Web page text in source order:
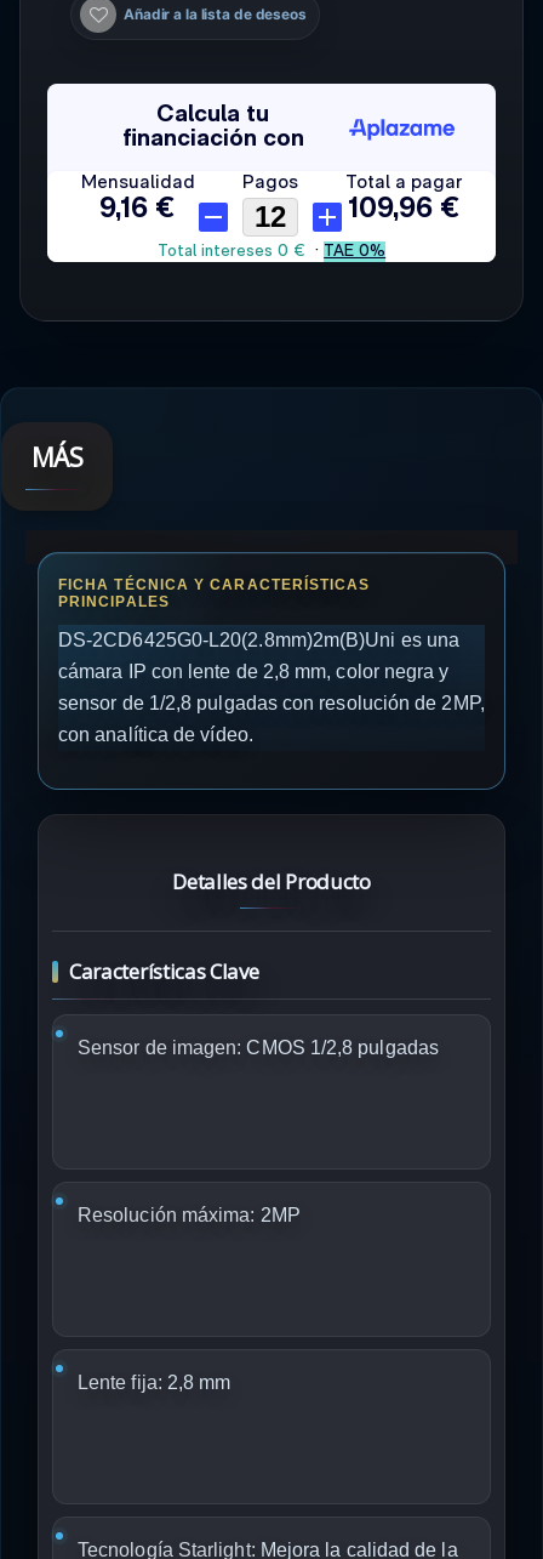
Añadir a la lista de deseos
MÁS
DS-2CD6425G0-L20(2.8mm)2m(B)Uni es una
cámara IP con lente de 2,8 mm, color negra y
sensor de 1/2,8 pulgadas con resolución de 2MP,
con analítica de vídeo.
Detalles del Producto
Características Clave
Sensor de imagen: CMOS 1/2,8 pulgadas
Resolución máxima: 2MP
Lente fija: 2,8 mm
Tecnología Starlight: Mejora la calidad de la